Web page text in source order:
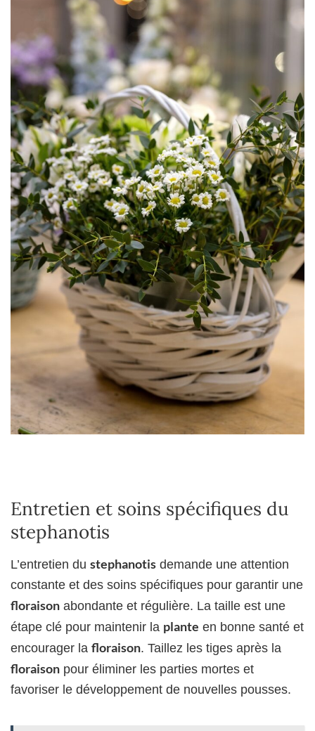
Entretien et soins spécifiques du
stephanotis
L’entretien du stephanotis demande une attention
constante et des soins spécifiques pour garantir une
floraison abondante et régulière. La taille est une
étape clé pour maintenir la plante en bonne santé et
encourager la floraison. Taillez les tiges après la
floraison pour éliminer les parties mortes et
favoriser le développement de nouvelles pousses.